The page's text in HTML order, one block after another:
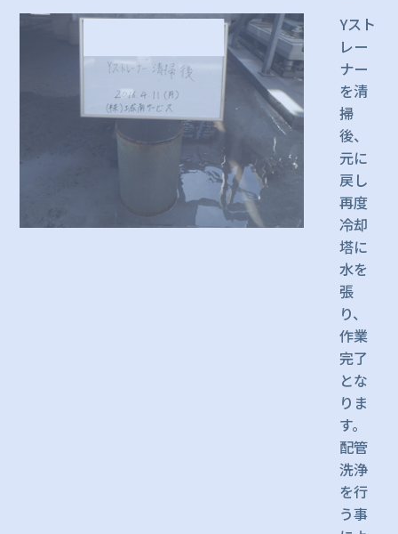
Yスト
レー
ナー
を清
掃
後、
元に
戻し
再度
冷却
塔に
水を
張
り、
作業
完了
とな
りま
す。
配管
洗浄
を行
う事